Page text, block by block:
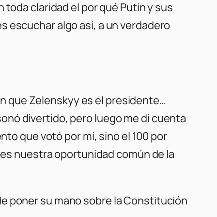
claridad el por qué Putín y sus
escuchar algo así, a un verdadero
que Zelenskyy es el presidente…
divertido, pero luego me di cuenta
que votó por mí, sino el 100 por
nuestra oportunidad común de la
poner su mano sobre la Constitución